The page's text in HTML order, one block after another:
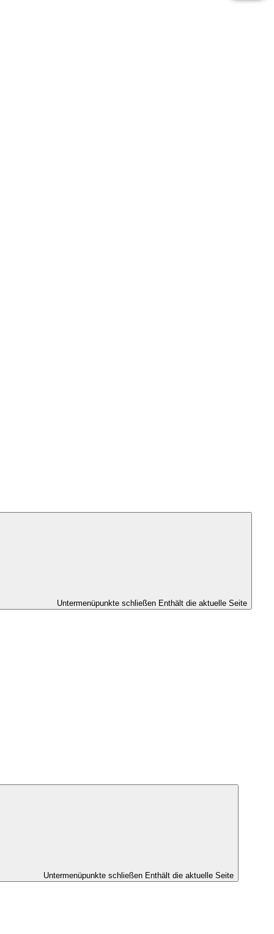
Untermenüpunkte schließen Enthält die aktuelle Seite
Untermenüpunkte schließen Enthält die aktuelle Seite